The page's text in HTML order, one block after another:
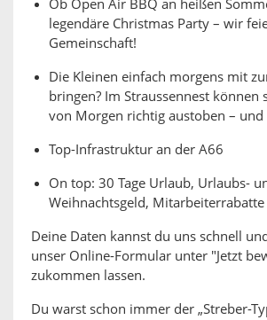
Ob Open Air BBQ an heißen
legendäre Christmas Party – wir
Gemeinschaft!
Die Kleinen einfach morgens mit
bringen? Im Straussennest können
von Morgen richtig austoben – und
Top-Infrastruktur an der A66
On top: 30 Tage Urlaub, Urlaubs-
Weihnachtsgeld, Mitarbeiterrabatte
Deine Daten kannst du uns schnell
unser Online-Formular unter "Jetzt
zukommen lassen.
Du warst schon immer der „Streber-